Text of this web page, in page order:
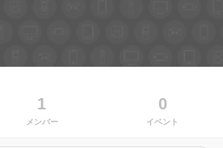
1
メンバー
0
イベント